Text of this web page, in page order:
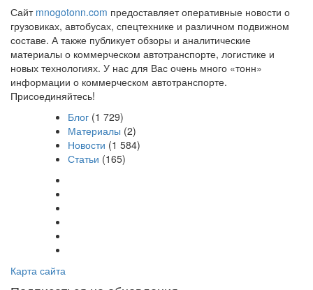
Сайт mnogotonn.com предоставляет оперативные новости о
грузовиках, автобусах, спецтехнике и различном подвижном
составе. А также публикует обзоры и аналитические
материалы о коммерческом автотранспорте, логистике и
новых технологиях. У нас для Вас очень много «тонн»
информации о коммерческом автотранспорте.
Присоединяйтесь!
Блог (1 729)
Материалы (2)
Новости (1 584)
Статьи (165)
Карта сайта